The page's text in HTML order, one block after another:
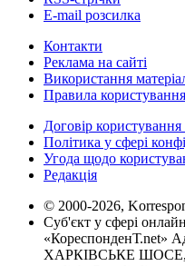
E-mail розсилка
Контакти
Реклама на сайті
Використання
Правила
Договір
Політика у сфері
Угода щодо
Редакція
© 2000-2026,
Суб'єкт у сфері
«КореспонденТ.net»
ХАРКІВСЬКЕ ШОСЕ,